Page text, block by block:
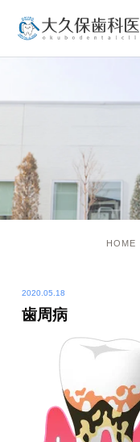
HOME
2020.05.18
歯周病